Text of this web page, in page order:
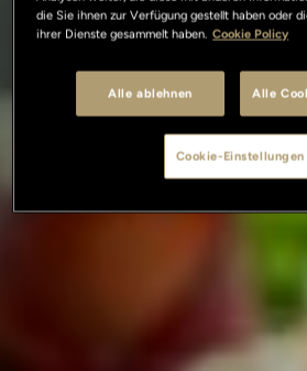
die Sie ihnen zur Verfügung gestellt haben oder
ihrer Dienste gesammelt haben. Cookie Policy
Alle ablehnen Alle
Cookie-Einstellungen